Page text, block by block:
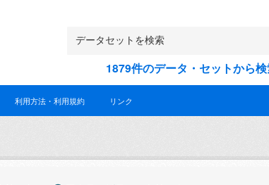
1879件のデータ・セットから
利用方法・利用規約 リンク